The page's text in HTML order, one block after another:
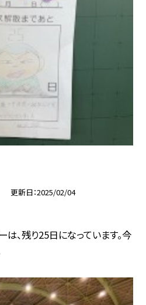
更新日 2025/02/04
は、残り25日になっています。今